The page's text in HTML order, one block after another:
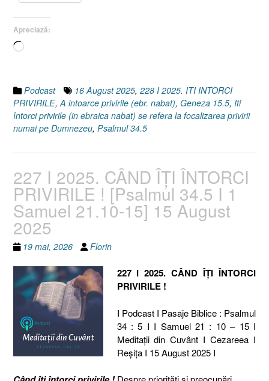
Apreciază:
Încarc...
Podcast 16 August 2025, 228 I 2025. ITI INTORCI
PRIVIRILE, A intoarce privirile (ebr. nabat), Geneza 15.5, Iti
întorci privirile (in ebraica nabat) se refera la focalizarea privirii
numai pe Dumnezeu, Psalmul 34.5
227 I 2025. CÂND ÎȚI ÎNTORCI
PRIVIRILE ! [Psalmul 34.5 I 1
Samuel 21.10-15] 15 August
2025
19 mai, 2026 Florin
227 I 2025. CÂND ÎȚI ÎNTORCI
PRIVIRILE !
I Podcast I Pasaje Biblice : Psalmul
34 : 5 I I Samuel 21 : 10 – 15 I
Meditaţii din Cuvânt I Cezareea I
Reşiţa I 15 August 2025 I